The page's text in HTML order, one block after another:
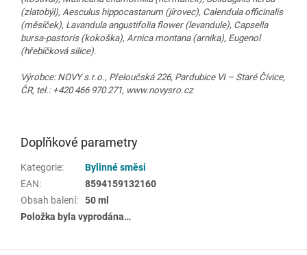
(zlatobýl), Aesculus hippocastanum (jírovec), Calendula officinalis
(měsíček), Lavandula angustifolia flower (levandule), Capsella
bursa-pastoris (kokoška), Arnica montana (arnika), Eugenol
(hřebíčková silice).
Výrobce: NOVY s.r.o., Přeloučská 226, Pardubice VI – Staré Čívice,
ČR, tel.: +420 466 970 271, www.novysro.cz
Doplňkové parametry
Kategorie:
Bylinné směsi
EAN:
8594159132160
Obsah balení:
50 ml
Položka byla vyprodána…